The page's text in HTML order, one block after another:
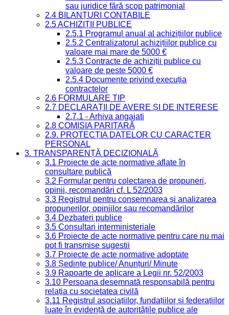
sau juridice fără scop patrimonial
2.4 BILANȚURI CONTABILE
2.5 ACHIZIȚII PUBLICE
2.5.1 Programul anual al achizițiilor publice
2.5.2 Centralizatorul achizițiilor publice cu
valoare mai mare de 5000 €
2.5.3 Contracte de achiziții publice cu
valoare de peste 5000 €
2.5.4 Documente privind execuția
contractelor
2.6 FORMULARE TIP
2.7 DECLARAȚII DE AVERE ȘI DE INTERESE
2.7.1 - Arhiva angajati
2.8 COMISIA PARITARĂ
2.9. PROTECȚIA DATELOR CU CARACTER
PERSONAL
3. TRANSPARENȚĂ DECIZIONALĂ
3.1 Proiecte de acte normative aflate în
consultare publică
3.2 Formular pentru colectarea de propuneri,
opinii, recomandări cf. L 52/2003
3.3 Registrul pentru consemnarea și analizarea
propunerilor, opiniilor sau recomandărilor
3.4 Dezbateri publice
3.5 Consultari interministeriale
3.6 Proiecte de acte normative pentru care nu mai
pot fi transmise sugestii
3.7 Proiecte de acte normative adoptate
3.8 Ședințe publice/ Anunțuri/ Minute
3.9 Rapoarte de aplicare a Legii nr. 52/2003
3.10 Persoana desemnată responsabilă pentru
relația cu societatea civilă
3.11 Registrul asociațiilor, fundațiilor și federațiilor
luate în evidență de autoritățile publice ale